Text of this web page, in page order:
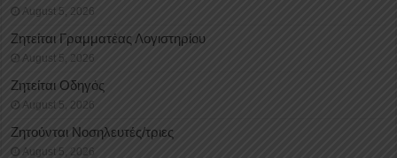
August 5, 2026
Ζητείται Γραμματέας Λογιστηρίου
August 5, 2026
Ζητείται Οδηγός
August 5, 2026
Ζητούνται Νοσηλευτές/τριες
August 5, 2026